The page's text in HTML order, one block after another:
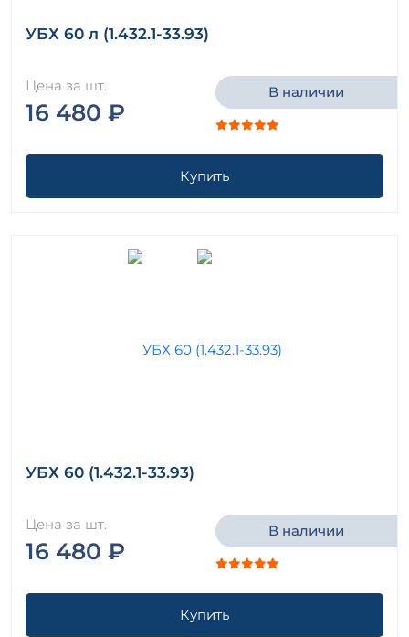
УБХ 60 л (1.432.1-33.93)
Цена за шт.
16 480 ₽
В наличии
Купить
УБХ 60 (1.432.1-33.93)
Цена за шт.
16 480 ₽
В наличии
Купить